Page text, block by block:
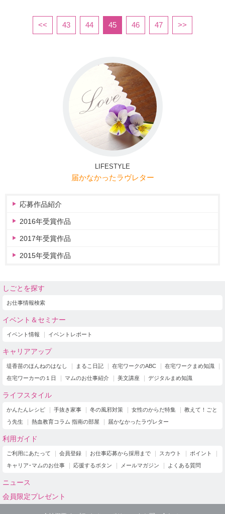
<< 43 44 45 46 47 >>
LIFESTYLE
届かなかったラヴレター
応募作品紹介
2016年受賞作品
2017年受賞作品
2015年受賞作品
しごとを探す
お仕事情報検索
イベント＆セミナー
イベント情報 イベントレポート
キャリアアップ
堤香苗のほんねのはなし まるこ日記 在宅ワークのABC
在宅ワークまめ知識
在宅ワーカーの１日
マムのお仕事紹介 美文講座 デジタルまめ知識
ライフスタイル
かんたんレシピ 手抜き家事 冬の風邪対策 女性のからだ特集
教えて！ごと
う先生
熱血教育コラム 指南の部屋 届かなかったラヴレター
利用ガイド
ご利用にあたって 会員登録 お仕事応募から採用まで スカウト
ポイント
キャリア･マムのお仕事
応援するボタン メールマガジン よくある質問
ニュース
会員限定プレゼント